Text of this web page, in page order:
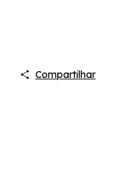
Compartilhar